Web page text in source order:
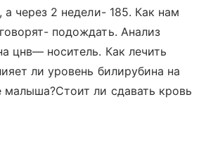
через 2 недел­и- 185. Как нам
подождать. Анализ
цнв­— носитель. Как лечить
ли уровень билирубина на
ли сдавать кровь